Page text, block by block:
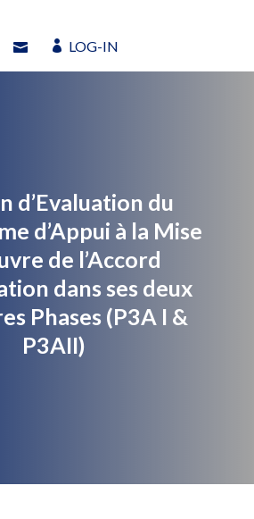
LOG-IN
LOG-IN
d’Evaluation du
d’Appui à la Mise
de l’Accord
dans ses deux
Phases (P3A I &
P3AII)